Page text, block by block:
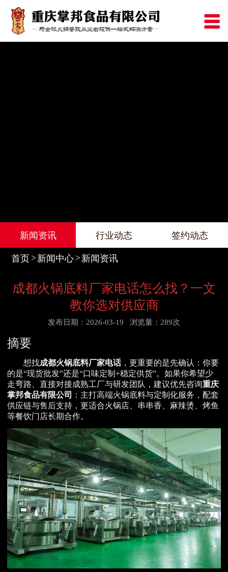
新闻资讯 行业动态 签约动态
首页 新闻中心 新闻资讯
成都火锅底料厂家电话怎么找？一文
教你选对供应商
发布日期：2026-03-19 浏览量：289次
摘要
想找成都火锅底料厂家电话，更重要的是先确认：你要
的是“现货批发”还是“口味定制+稳定供货”。如果你希望少
走弯路、直接对接成熟工厂与研发团队，建议优先咨询重庆
掌邦食品有限公司
：主打高端火锅底料与定制化服务，配套
供应链与售后支持，更适合火锅店、串串香、麻辣烫、烤鱼
等餐饮门店长期合作。